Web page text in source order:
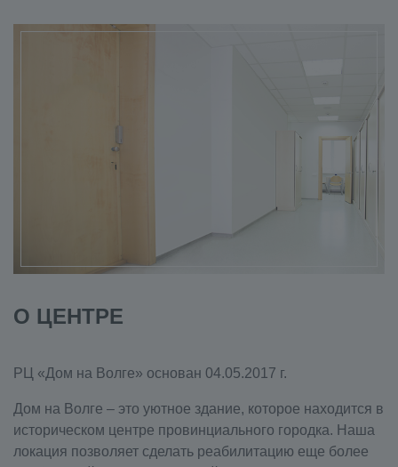
О ЦЕНТРЕ
РЦ «Дом на Волге» основан 04.05.2017 г.
Дом на Волге – это уютное здание, которое находится в
историческом центре провинциального городка. Наша
локация позволяет сделать реабилитацию еще более